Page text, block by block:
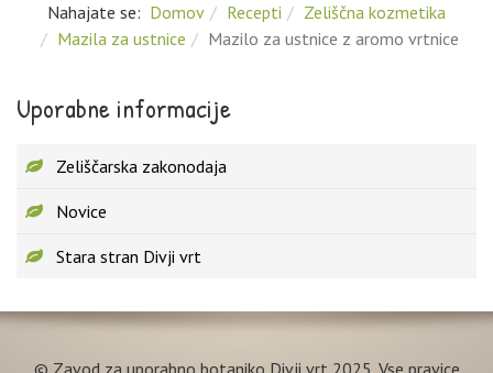
Nahajate se: Domov Recepti
Zeliščna kozmetika
Mazila za ustnice
Mazilo za ustnice z aromo vrtnice
Uporabne informacije
Zeliščarska zakonodaja
Novice
Stara stran Divji vrt